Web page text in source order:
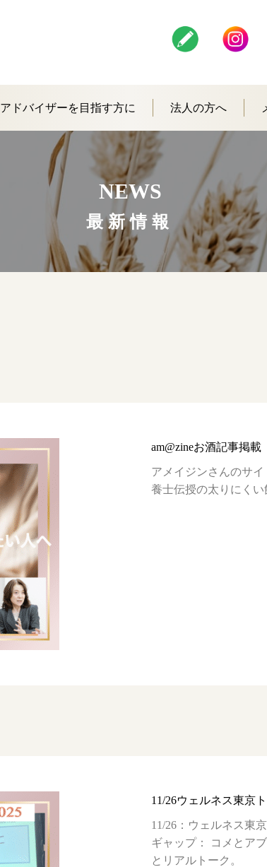
アドバイザーを目指す方に 法人の方へ
NEWS
最新情報
am@zineお酒記事掲載
アメイジンさんのサ
養士伝授の太りにくい
11/26ウェルネス東京
11/26：ウェルネス東
ギャップ： コメとア
とリアルトーク。